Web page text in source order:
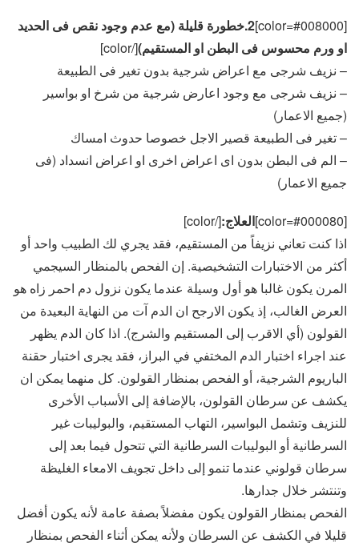
[color=#008000]
2.خطورة قليلة (مع عدم وجود نقص فى الحديد
او ورم محسوس فى البطن او المستقيم)[/color]
– نزيف شرجى مع اعراض شرجية بدون تغير فى الطبيعة
– نزيف شرجى مع وجود اعارض شرجية من شرخ او بواسير
(جميع الاعمار)
– تغير فى الطبيعة قصير الاجل خصوصا حدوث امساك
– الم فى البطن بدون اى اعراض اخرى او اعراض انسداد (فى
جميع الاعمار)
[color=#000080] العلاج:[/color]
اذا كنت تعاني نزيفاً من المستقيم، فقد يجري لك الطبيب واحد أو
أكثر من الاختبارات التشخيصية. إن الفحص بالمنظار السيجمي
المرن يكون غالبا هو أول وسيلة عندما يكون نزول دم احمر زاه هو
العرض الغالب، إذ يكون الارجح ان الدم آت من النهاية البعيدة من
القولون (أي الاقرب إلى المستقيم والشرج). اذا كان الدم يظهر
عند اجراء اختبار الدم المختفي في البراز، فقد يجرى اختبار حقنة
الباريوم الشرجية، أو الفحص بمنظار القولون. كل منهما يمكن ان
يكشف عن سرطان القولون، بالإضافة إلى الأسباب الأخرى
للنزيف وتشمل البواسير، التهاب المستقيم، والبوليبات غير
السرطانية أو البوليبات السرطانية التي تتحول فيما بعد إلى
سرطان قولوني عندما تنمو إلى داخل تجويف الامعاء الغليظة
وتنتشر خلال جدارها.
الفحص بمنظار القولون يكون مفضلاً بصفة عامة لأنه يكون أفضل
قليلا في الكشف عن السرطان ولأنه يمكن أثناء الفحص بمنظار